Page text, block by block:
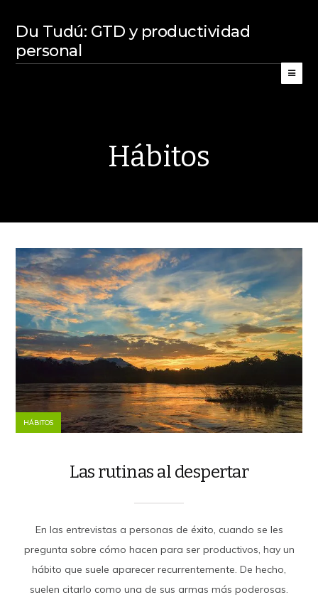
Du Tudú: GTD y productividad
personal
Hábitos
HÁBITOS
Las rutinas al despertar
En las entrevistas a personas de éxito, cuando se les
pregunta sobre cómo hacen para ser productivos, hay un
hábito que suele aparecer recurrentemente. De hecho,
suelen citarlo como una de sus armas más poderosas.